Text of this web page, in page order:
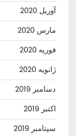
آوریل 2020
مارس 2020
فوریه 2020
ژانویه 2020
دسامبر 2019
اکتبر 2019
سپتامبر 2019